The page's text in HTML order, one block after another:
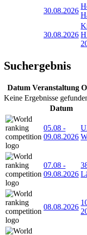
30.08.2026
30.08.2026
Suchergebnis
Datum Veranstaltung
Keine Ergebnisse
Datum
05.08 -
09.08.2026
07.08 -
09.08.2026
08.08.2026